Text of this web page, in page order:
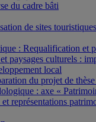
du cadre bâti
de sites
: Requalification et
paysages culturels :
local
du projet de
: axe «
représentations